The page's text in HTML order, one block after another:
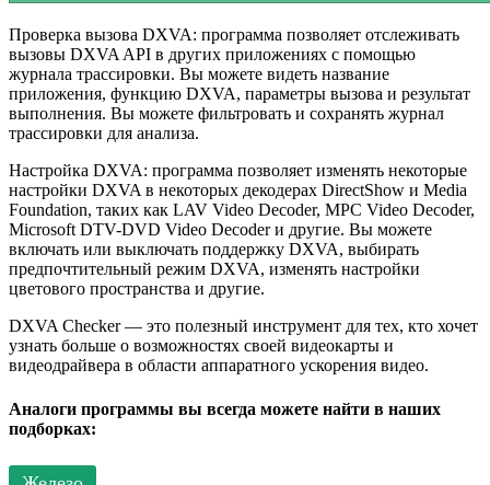
Проверка вызова DXVA: программа позволяет отслеживать
вызовы DXVA API в других приложениях с помощью
журнала трассировки. Вы можете видеть название
приложения, функцию DXVA, параметры вызова и результат
выполнения. Вы можете фильтровать и сохранять журнал
трассировки для анализа.
Настройка DXVA: программа позволяет изменять некоторые
настройки DXVA в некоторых декодерах DirectShow и Media
Foundation, таких как LAV Video Decoder, MPC Video Decoder,
Microsoft DTV-DVD Video Decoder и другие. Вы можете
включать или выключать поддержку DXVA, выбирать
предпочтительный режим DXVA, изменять настройки
цветового пространства и другие.
DXVA Checker — это полезный инструмент для тех, кто хочет
узнать больше о возможностях своей видеокарты и
видеодрайвера в области аппаратного ускорения видео.
Аналоги программы вы всегда можете найти в наших
подборках: